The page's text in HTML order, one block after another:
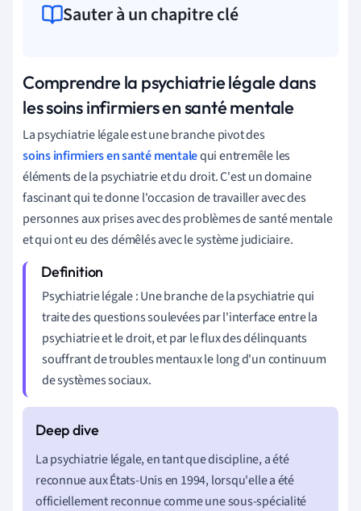
Sauter à un chapitre clé
Comprendre la psychiatrie légale dans
les soins infirmiers en santé mentale
La psychiatrie légale est une branche pivot des
soins infirmiers en santé mentalequi entremêle les
éléments de la psychiatrie et du droit. C'est un domaine
fascinant qui te donne l'occasion de travailler avec des
personnes aux prises avec des problèmes de santé mentale
et qui ont eu des démêlés avec le système judiciaire.
Psychiatrie légale : Une branche de la psychiatrie qui
traite des questions soulevées par l'interface entre la
psychiatrie et le droit, et par le flux des délinquants
souffrant de troubles mentaux le long d'un continuum
de systèmes sociaux.
La psychiatrie légale, en tant que discipline, a été
reconnue aux États-Unis en 1994, lorsqu'elle a été
officiellement reconnue comme une sous-spécialité